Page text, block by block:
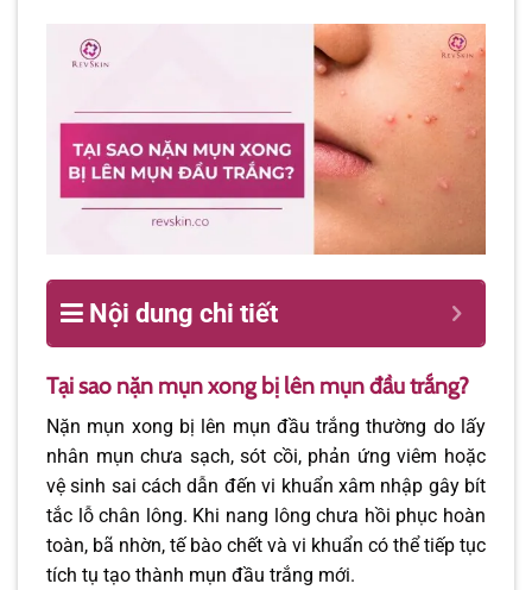
Nội dung chi tiết
Tại sao nặn mụn xong bị lên mụn đầu trắng?
Nặn mụn xong bị lên mụn đầu trắng thường do lấy
nhân mụn chưa sạch, sót cồi, phản ứng viêm hoặc
vệ sinh sai cách dẫn đến vi khuẩn xâm nhập gây bít
tắc lỗ chân lông. Khi nang lông chưa hồi phục hoàn
toàn, bã nhờn, tế bào chết và vi khuẩn có thể tiếp tục
tích tụ tạo thành mụn đầu trắng mới.